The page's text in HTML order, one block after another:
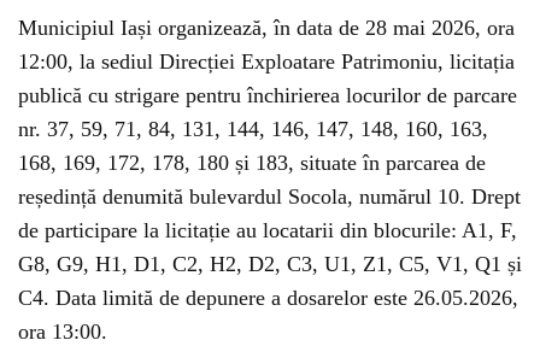
Municipiul Iași organizează, în data de 28 mai 2026, ora
12:00, la sediul Direcției Exploatare Patrimoniu, licitația
publică cu strigare pentru închirierea locurilor de parcare
nr. 37, 59, 71, 84, 131, 144, 146, 147, 148, 160, 163,
168, 169, 172, 178, 180 și 183, situate în parcarea de
reședință denumită bulevardul Socola, numărul 10. Drept
de participare la licitație au locatarii din blocurile: A1, F,
G8, G9, H1, D1, C2, H2, D2, C3, U1, Z1, C5, V1, Q1 și
C4. Data limită de depunere a dosarelor este 26.05.2026,
ora 13:00.